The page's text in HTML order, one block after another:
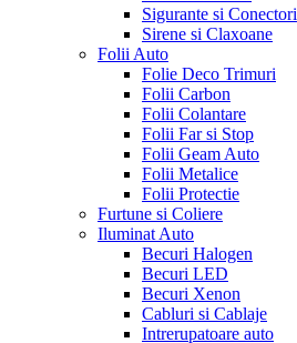
Sigurante si Conectori
Sirene si Claxoane
Folii Auto
Folie Deco Trimuri
Folii Carbon
Folii Colantare
Folii Far si Stop
Folii Geam Auto
Folii Metalice
Folii Protectie
Furtune si Coliere
Iluminat Auto
Becuri Halogen
Becuri LED
Becuri Xenon
Cabluri si Cablaje
Intrerupatoare auto